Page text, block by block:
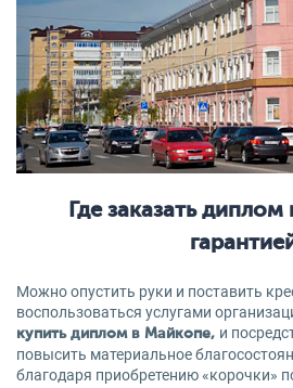
Где заказать
Можно опустить руки и поставить
воспользоваться услугами
купить диплом в Майкопе, и
повысить материальное
благодаря приобретению «корочки»